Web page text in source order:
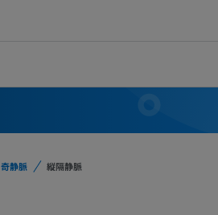
奇静脈 縦隔静脈